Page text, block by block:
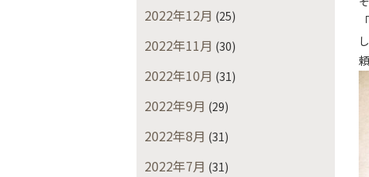
2022年12月 (25)
2022年11月 (30)
2022年10月 (31)
2022年9月 (29)
2022年8月 (31)
2022年7月 (31)